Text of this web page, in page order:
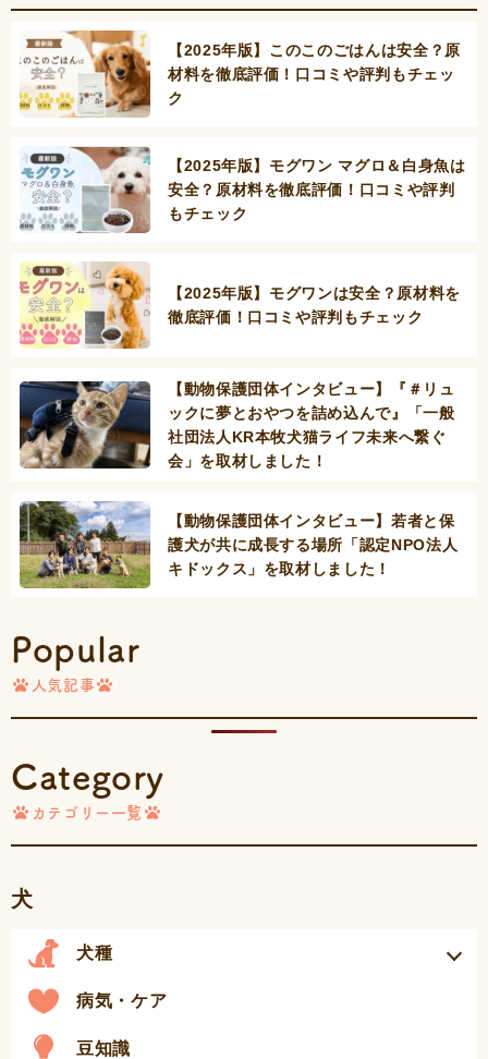
【2025年版】このこのごはんは安全？原
材料を徹底評価！口コミや評判もチェッ
ク
【2025年版】モグワン マグロ＆白身魚は
安全？原材料を徹底評価！口コミや評判
もチェック
【2025年版】モグワンは安全？原材料を
徹底評価！口コミや評判もチェック
【動物保護団体インタビュー】『＃リュ
ックに夢とおやつを詰め込んで』「一般
社団法人KR本牧犬猫ライフ未来へ繋ぐ
会」を取材しました！
【動物保護団体インタビュー】若者と保
護犬が共に成長する場所「認定NPO法人
キドックス」を取材しました！
Popular
人気記事
Category
カテゴリー一覧
犬
犬種
病気・ケア
豆知識